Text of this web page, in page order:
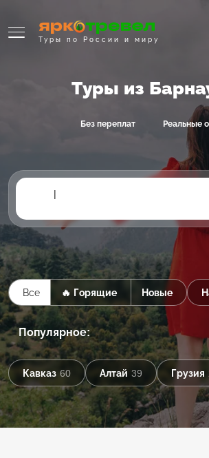
Туры по России и миру
Туры из
Без переплат Реальные
|
Все 🔥 Горящие Новые
Популярное:
Кавказ 60 Алтай 39 Грузия